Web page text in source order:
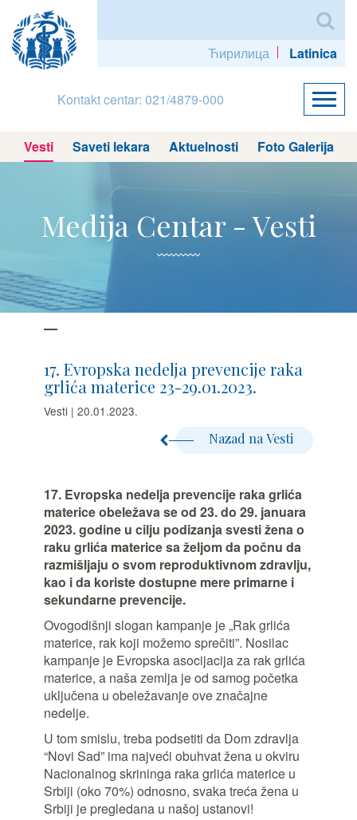
Ћирилица Latinica
Kontakt centar: 021/4879-000
Vesti Saveti lekara Aktuelnosti Foto Galerija
Medija Centar - Vesti
17. Evropska nedelja prevencije raka
grlića materice 23-29.01.2023.
Vesti | 20.01.2023.
Nazad na Vesti
17. Evropska nedelja prevencije raka grlića
materice obeležava se od 23. do 29. januara
2023. godine u cilju podizanja svesti žena o
raku grlića materice sa željom da počnu da
razmišljaju o svom reproduktivnom zdravlju,
kao i da koriste dostupne mere primarne i
sekundarne prevencije.
Ovogodišnji slogan kampanje je „Rak grlića
materice, rak koji možemo sprečiti”. Nosilac
kampanje je Evropska asocijacija za rak grlića
materice, a naša zemlja je od samog početka
uključena u obeležavanje ove značajne
nedelje.
U tom smislu, treba podsetiti da Dom zdravlja
“Novi Sad” ima najveći obuhvat žena u okviru
Nacionalnog skrininga raka grlića materice u
Srbiji (oko 70%) odnosno, svaka treća žena u
Srbiji je pregledana u našoj ustanovi!